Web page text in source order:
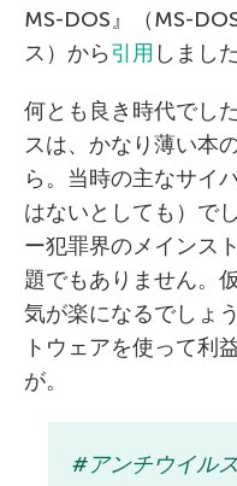
MS-DOS』（MS-
ス）から引用 しました
何とも良き時代でし
スは、かなり薄い本
ら。当時の主なサイ
はないとしても）で
ー犯罪界のメインス
題でもありません。
気が楽になるでしょ
トウェアを使って利
が。
#アンチウイル